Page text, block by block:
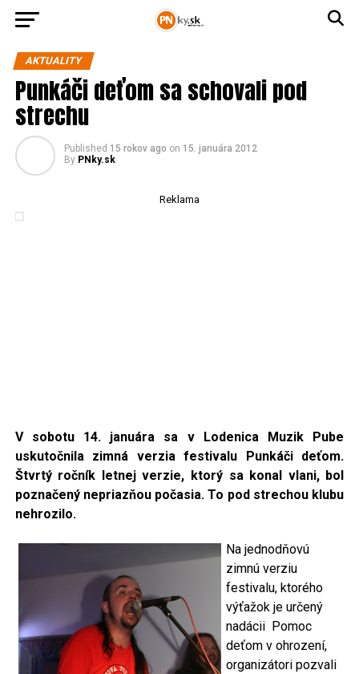
AKTUALITY
Punkáči deťom sa schovali pod
strechu
Published 15 rokov ago on 15. januára 2012
By PNky.sk
Reklama
V sobotu 14. januára sa v Lodenica Muzik Pube
uskutočnila zimná verzia festivalu Punkáči deťom.
Štvrtý ročník letnej verzie, ktorý sa konal vlani, bol
poznačený nepriazňou počasia. To pod strechou klubu
nehrozilo.
Na jednodňovú
zimnú verziu
festivalu, ktorého
výťažok je určený
nadácii Pomoc
deťom v ohrození,
organizátori pozvali